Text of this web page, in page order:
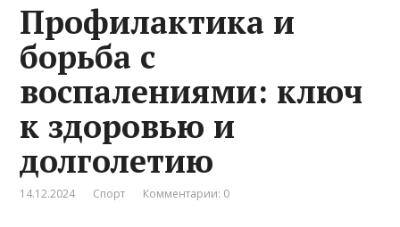
Профилактика и
борьба с
воспалениями: ключ
к здоровью и
долголетию
14.12.2024 Спорт Комментарии: 0